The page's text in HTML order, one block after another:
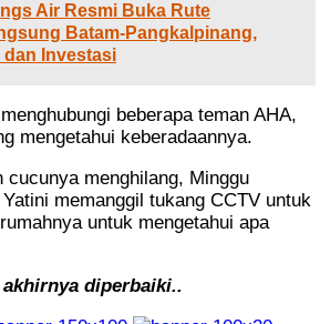
Air Resmi Buka Rute
Batam-Pangkalpinang,
Investasi
beberapa teman AHA,
mengetahui keberadaannya.
cucunya menghilang, Minggu
memanggil tukang CCTV untuk
untuk mengetahui apa
diperbaiki..